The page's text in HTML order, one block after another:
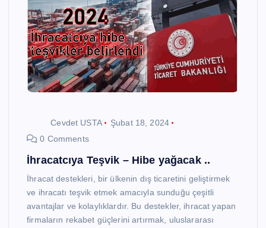
Cevdet USTA
Şubat 18, 2024
0 Comments
İhracatcıya Teşvik – Hibe yağacak ..
İhracat destekleri, bir ülkenin dış ticaretini geliştirmek
ve ihracatı teşvik etmek amacıyla sunduğu çeşitli
avantajlar ve kolaylıklardır. Bu destekler, ihracat yapan
firmaların rekabet güçlerini artırmak, uluslararası